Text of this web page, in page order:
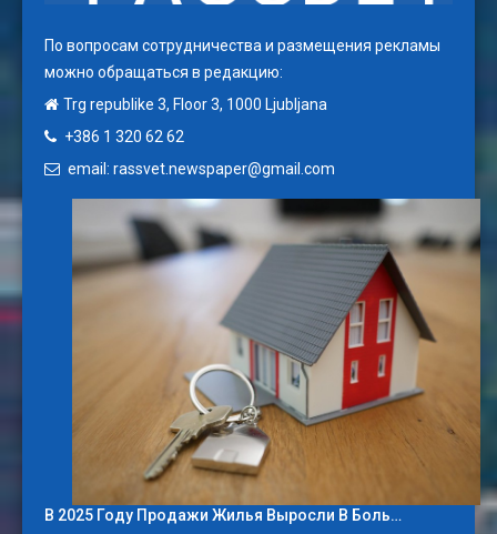
По вопросам сотрудничества и размещения рекламы
можно обращаться в редакцию:
Trg republike 3, Floor 3, 1000 Ljubljana
+386 1 320 62 62
email: rassvet.newspaper@gmail.com
В 2025 Году Продажи Жилья Выросли В Боль…